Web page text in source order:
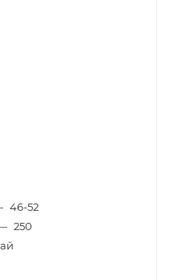
46-52
250